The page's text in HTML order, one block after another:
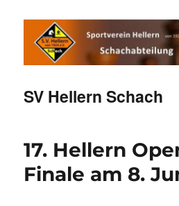
SV Hellern Schach
17. Hellern
Finale am 8.